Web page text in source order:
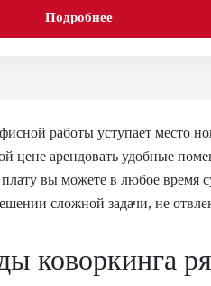
Подробнее
работы уступает место
цене арендовать удобные
вы можете в любое время
сложной задачи, не
коворкинга